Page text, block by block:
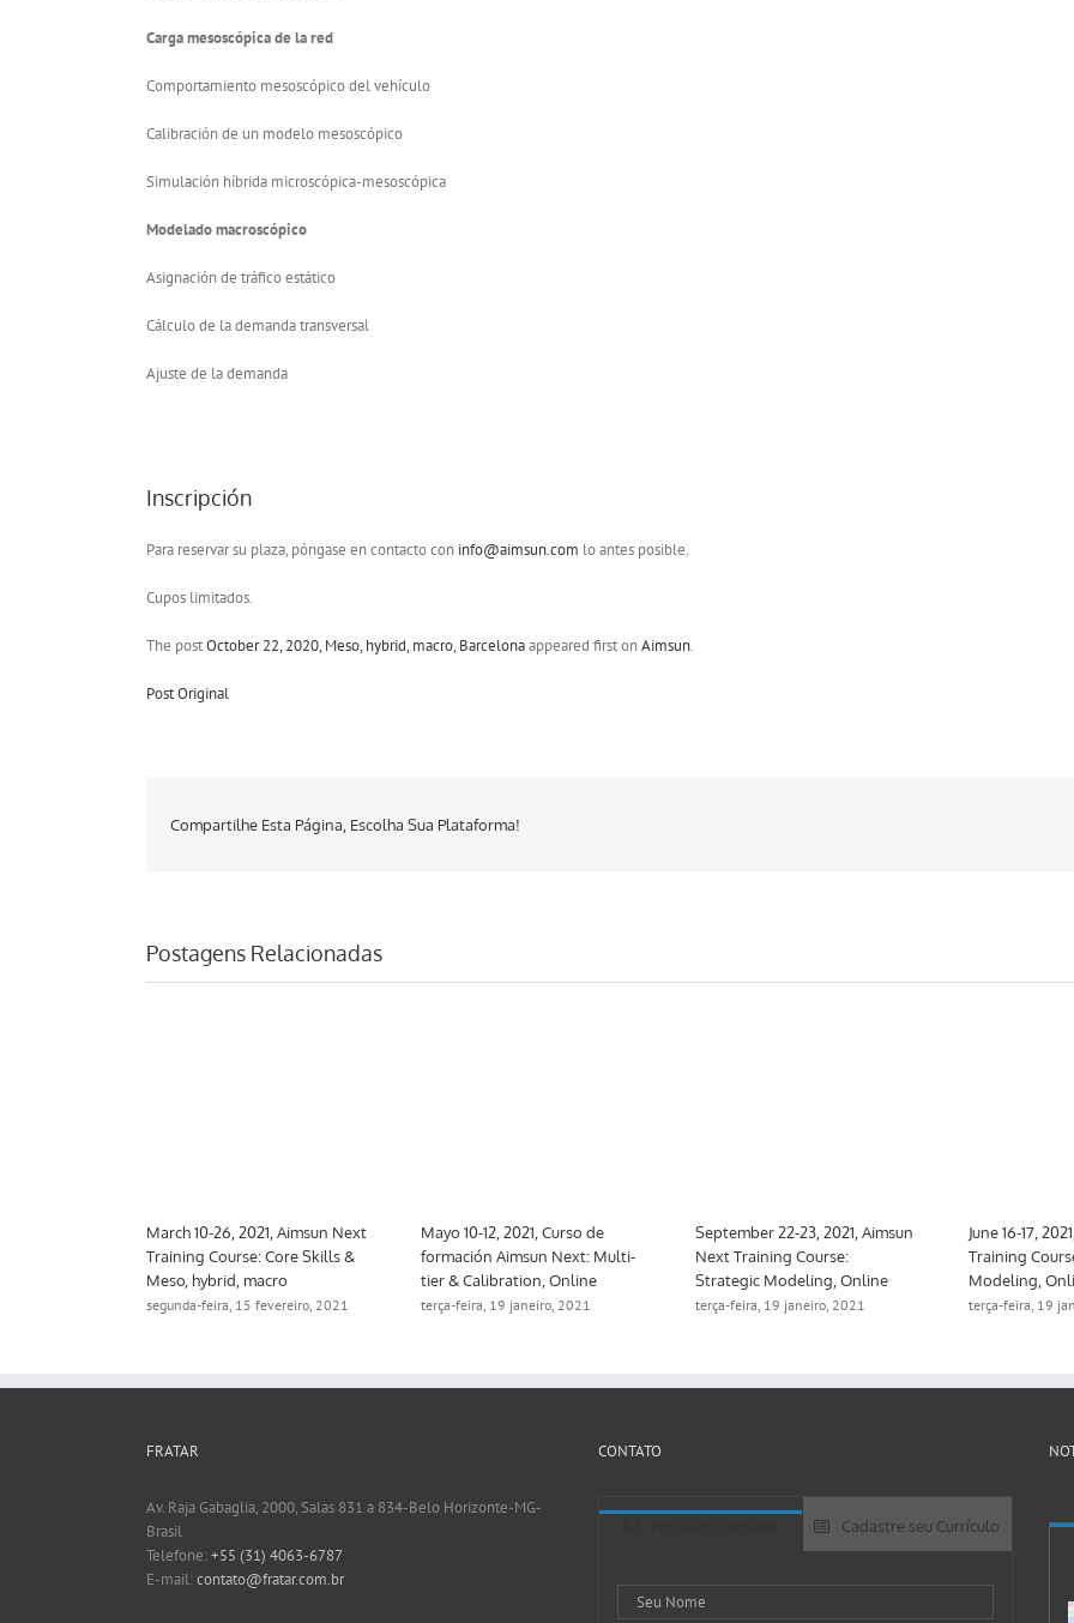
Carga mesoscópica de la red
Comportamiento mesoscópico del vehículo
Calibración de un modelo mesoscópico
Simulación híbrida microscópica-mesoscópica
Modelado macroscópico
Asignación de tráfico estático
Cálculo de la demanda transversal
Ajuste de la demanda
Inscripción
Para reservar su plaza, póngase en contacto con info@aimsun.com lo antes posible.
Cupos limitados.
The postOctober 22, 2020, Meso, hybrid, macro, Barcelonaappeared first onAimsun.
Post Original
Compartilhe Esta Página, Escolha Sua Plataforma!
Postagens Relacionadas
March 10-26, 2021, Aimsun Next
Training Course: Core Skills &
Meso, hybrid, macro
segunda-feira, 15 fevereiro, 2021
Mayo 10-12, 2021, Curso de
formación Aimsun Next: Multi-
tier & Calibration, Online
terça-feira, 19 janeiro, 2021
September 22-23, 2021, Aimsun
Next Training Course:
Strategic Modeling, Online
terça-feira, 19 janeiro, 2021
June 16-17,
Training
Modeling,
terça-feira, 19
FRATAR
Av. Raja Gabaglia, 2000, Salas 831 a 834-Belo Horizonte-MG-
Brasil
Telefone:+55 (31) 4063-6787
E-mail:contato@fratar.com.br
CONTATO
Cadastre seu Currículo